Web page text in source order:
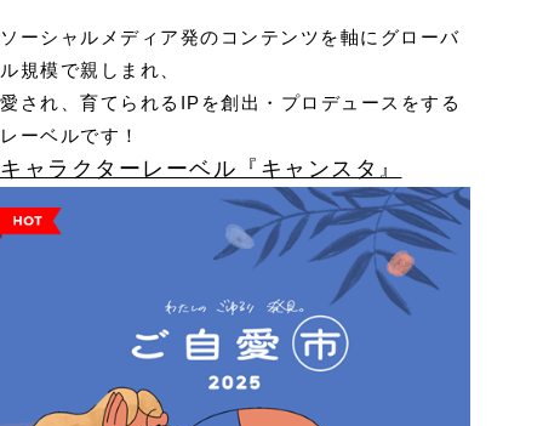
ソーシャルメディア発のコンテンツを軸にグローバ
ル規模で親しまれ、
愛され、育てられるIPを創出・プロデュースをする
レーベルです！
キャラクターレーベル『キャンスタ』